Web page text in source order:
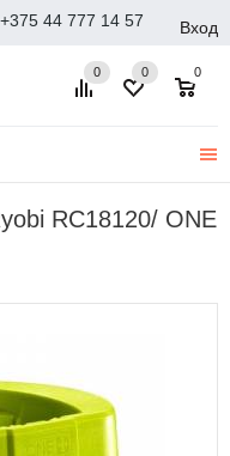
+375 44 777 14 57 Вход
0 0
0
RC18120/ ONE